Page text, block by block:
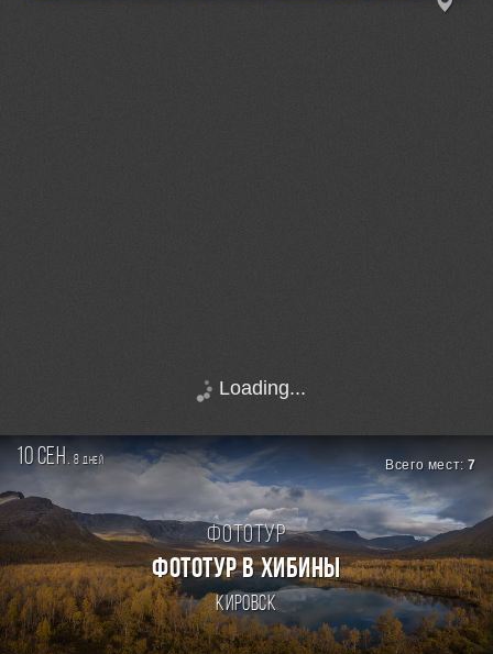
Loading...
10 сен.8дней Всего мест:7
Фототур
ФОТОТУР В ХИБИНЫ
Кировск